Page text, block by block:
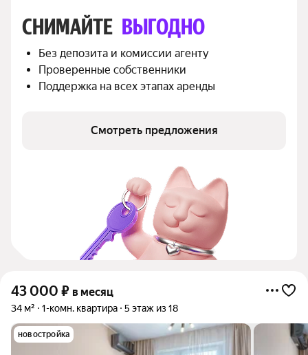
СНИМАЙТЕ ВЫГОДНО
Без депозита и комиссии агенту
Проверенные собственники
Поддержка на всех этапах аренды
Смотреть предложения
43 000 ₽ в месяц
34 м² 1-комн. квартира 5 этаж из 18
новостройка